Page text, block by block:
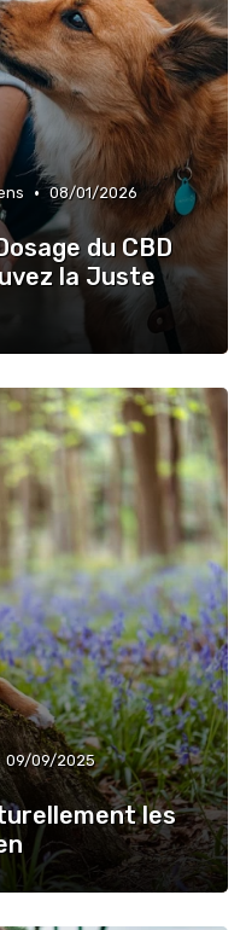
• 08/01/2026
du CBD
la Juste
09/09/2025
les